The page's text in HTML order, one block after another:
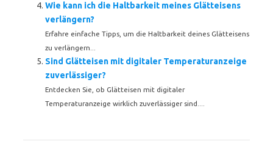
Wie kann ich die Haltbarkeit meines Glätteisens
verlängern?
Erfahre einfache Tipps, um die Haltbarkeit deines Glätteisens
zu verlängern...
Sind Glätteisen mit digitaler Temperaturanzeige
zuverlässiger?
Entdecken Sie, ob Glätteisen mit digitaler
Temperaturanzeige wirklich zuverlässiger sind....